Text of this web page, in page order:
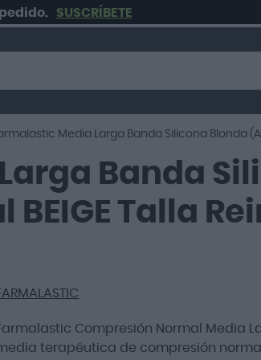
SUSCRÍBETE
Media Larga Banda Silicona Blonda
Banda
Talla
Compresión Normal Media
terapéutica de compresión